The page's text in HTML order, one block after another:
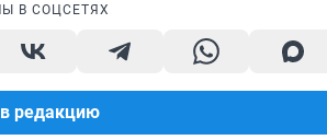
В СОЦСЕТЯХ
редакцию